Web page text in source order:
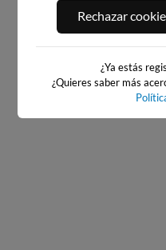
PLAYA DE LA GRAVA
91km · Xàbia-Jávea
0.1 m CHOPI
Rechazar
¿Ya estás
¿Quieres saber más